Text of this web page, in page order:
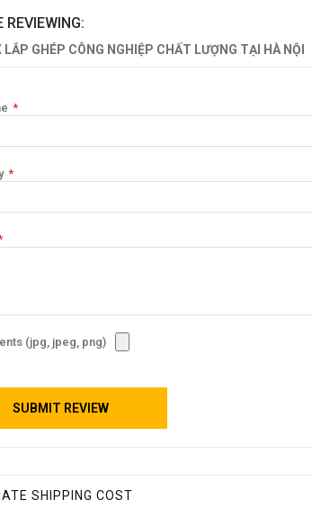
REVIEWING:
LẮP GHÉP CÔNG NGHIỆP CHẤT LƯỢNG TẠI HÀ NỘI
(jpg, jpeg, png)
SUBMIT REVIEW
SHIPPING COST